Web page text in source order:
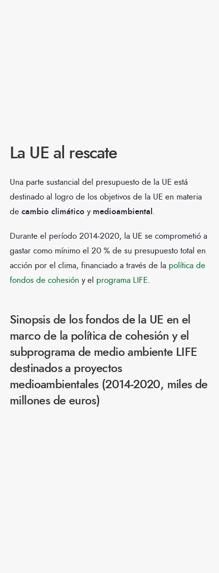
La UE al rescate
Una parte sustancial del presupuesto de la UE está
destinado al logro de los objetivos de la UE en materia
de cambio climático y medioambiental.
Durante el período 2014‑2020, la UE se comprometió a
gastar como mínimo el 20 % de su presupuesto total en
acción por el clima, financiado a través de la política de
fondos de cohesión y el programa LIFE.
Sinopsis de los fondos de la UE en el
marco de la política de cohesión y el
subprograma de medio ambiente LIFE
destinados a proyectos
medioambientales (2014‑2020, miles de
millones de euros)